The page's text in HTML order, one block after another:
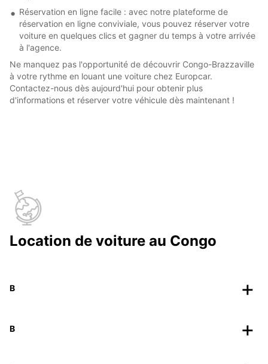
Réservation en ligne facile : avec notre plateforme de
réservation en ligne conviviale, vous pouvez réserver votre
voiture en quelques clics et gagner du temps à votre arrivée
à l'agence.
Ne manquez pas l'opportunité de découvrir Congo-Brazzaville
à votre rythme en louant une voiture chez Europcar.
Contactez-nous dès aujourd'hui pour obtenir plus
d'informations et réserver votre véhicule dès maintenant !
Location de voiture au Congo
B
B